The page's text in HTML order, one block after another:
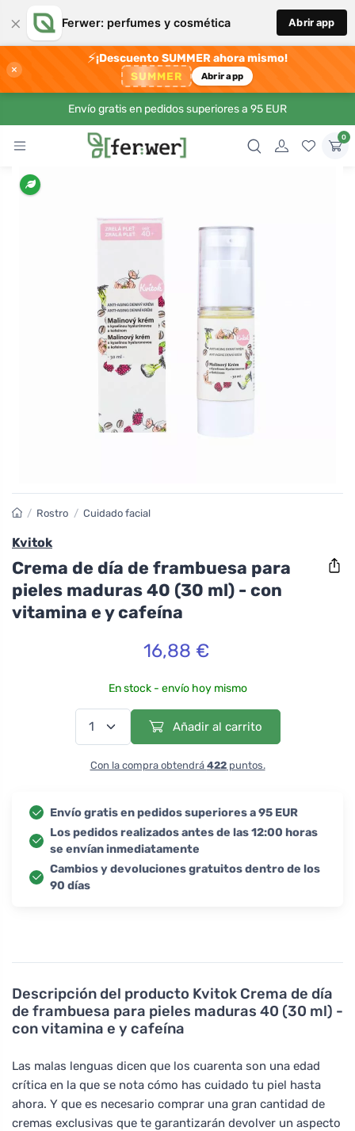
× Ferwer: perfumes y cosmética Abrir app
×
⚡¡Descuento SUMMER ahora mismo!
SUMMER Abrir app
Envío gratis en pedidos superiores a 95 EUR
0
Descripción del producto Kvitok Crema de día
de frambuesa para pieles maduras 40 (30 ml) -
con vitamina e y cafeína
Las malas lenguas dicen que los cuarenta son una edad
crítica en la que se nota cómo has cuidado tu piel hasta
ahora. Y que es necesario comprar una gran cantidad de
cremas exclusivas que te garantizarán devolver un aspecto
/ Rostro / Cuidado facial
Kvitok
Crema de día de frambuesa para
pieles maduras 40 (30 ml) - con
vitamina e y cafeína
16,88 €
En stock - envío hoy mismo
Añadir al carrito
Con la compra obtendrá 422puntos.
Envío gratis en pedidos superiores a 95 EUR
Los pedidos realizados antes de las 12:00 horas
se envían inmediatamente
Cambios y devoluciones gratuitos dentro de los
90 días